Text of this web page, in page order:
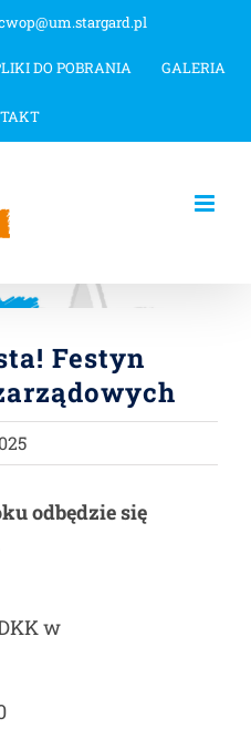
DO POBRANIA GALERIA
Festyn
odbędzie się
w